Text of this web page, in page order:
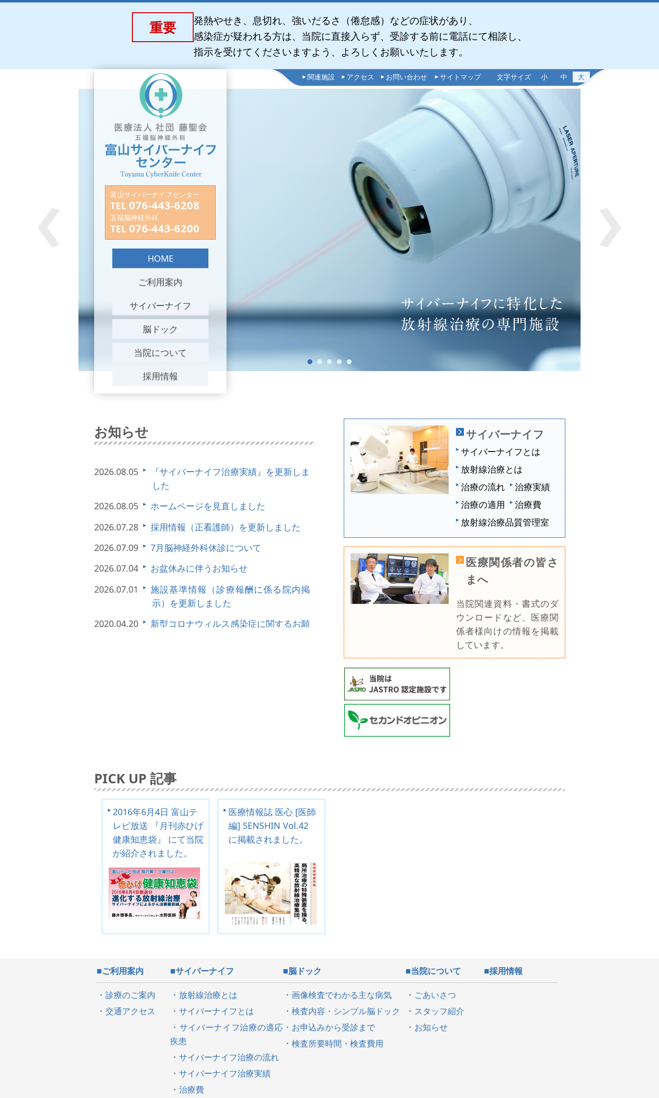
重要
発熱やせき、息切れ、強いだるさ（倦怠感）などの症状があり、
感染症が疑われる方は、当院に直接入らず、受診する前に電話にて相談し、
指示を受けてくださいますよう、よろしくお願いいたします。
富山サイバーナイフセンター
TEL 076-443-6208
五福脳神経外科
TEL 076-443-6200
HOME
ご利用案内
サイバーナイフ
脳ドック
当院について
採用情報
関連施設 アクセス お問い合わせ サイトマップ 文字サイズ 小 中 大
お知らせ
2026.08.05
『サイバーナイフ治療実績』を更新しま
した
2026.08.05
ホームページを見直しました
2026.07.28
採用情報（正看護師）を更新しました
2026.07.09
7月脳神経外科休診について
2026.07.04
お盆休みに伴うお知らせ
2026.07.01
施設基準情報（診療報酬に係る院内掲
示）を更新しました
2020.04.20
新型コロナウィルス感染症に関するお願
2016.11.12
公式 Facebook ページの運用開始
2016.07.22
『サイバーナイフ便り2016年号』を発
行しました。
2016.06.21
2016年6月4日 富山テレビ放送 『月
刊赤ひげ健康知恵袋』 にて当院が紹
介されました。
2016.06.20
『放射線治療品質管理室』を更新しまし
た。
2016.03.01
医師紹介 スタッフ紹介を更新しまし
2015.01.15
スタッフ紹介（コメディカル）を更新し
ました。
2014.04.25
医療情報誌 医心 [医師編] SENSHIN
Vol.42 に掲載されました。
ホームページリニューアルしました。
富山テレビ放送 水野医師出演
医師紹介を更新しました。
サイバーナイフ
サイバーナイフとは
放射線治療とは
治療の流れ
治療実績
治療の適用
治療費
放射線治療品質管理室
医療関係者の皆さ
まへ
当院関連資料・書式のダ
ウンロードなど、医療関
係者様向けの情報を掲載
しています。
PICK UP 記事
2016年6月4日 富山テ
レビ放送 『月刊赤ひげ
健康知恵袋』 にて当院
が紹介されました。
医療情報誌 医心 [医師
編] SENSHIN Vol.42
に掲載されました。
ご利用案内
診療のご案内
交通アクセス
サイバーナイフ
放射線治療とは
サイバーナイフとは
サイバーナイフ治療の適応
疾患
サイバーナイフ治療の流れ
サイバーナイフ治療実績
治療費
脳ドック
画像検査でわかる主な病気
検査内容・シンプル脳ドック
お申込みから受診まで
検査所要時間・検査費用
当院について
ごあいさつ
スタッフ紹介
お知らせ
採用情報